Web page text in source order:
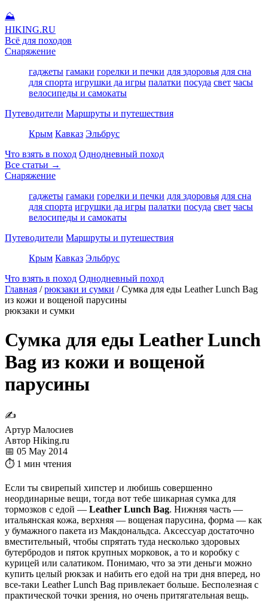
⛰
HIKING.RU
Всё для походов
Снаряжение
гаджеты гамаки горелки и печки для здоровья для сна
для спорта игрушки да игры палатки посуда свет часы
велосипеды и самокаты
Путеводители Маршруты и путешествия
Крым Кавказ Эльбрус
Что взять в поход Однодневный поход
Все статьи →
Снаряжение
гаджеты гамаки горелки и печки для здоровья для сна
для спорта игрушки да игры палатки посуда свет часы
велосипеды и самокаты
Путеводители Маршруты и путешествия
Крым Кавказ Эльбрус
Что взять в поход Однодневный поход
Главная / рюкзаки и сумки / Сумка для еды Leather Lunch Bag
из кожи и вощеной парусины
рюкзаки и сумки
Сумка для еды Leather Lunch
Bag из кожи и вощеной
парусины
✍
Артур Малосиев
Автор Hiking.ru
📅 05 May 2014
⏱ 1 мин чтения
Если ты свирепый хипстер и любишь совершенно
неординарные вещи, тогда вот тебе шикарная сумка для
тормозков с едой — Leather Lunch Bag. Нижняя часть —
итальянская кожа, верхняя — вощеная парусина, форма — как
у бумажного пакета из Макдональдса. Аксессуар достаточно
вместительный, чтобы спрятать туда несколько здоровых
бутербродов и пяток крупных морковок, а то и коробку с
курицей или салатиком. Понимаю, что за эти деньги можно
купить целый рюкзак и набить его едой на три дня вперед, но
все-таки Leather Lunch Bag привлекает больше. Бесполезная с
практической точки зрения, но очень притягательная вещь.